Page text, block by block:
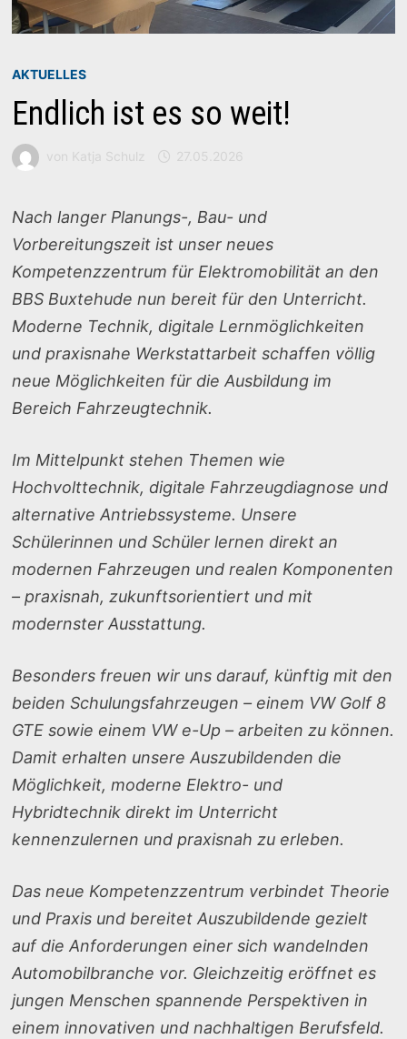
AKTUELLES
Endlich ist es so weit!
von Katja Schulz 27.05.2026
Nach langer Planungs-, Bau- und
Vorbereitungszeit ist unser neues
Kompetenzzentrum für Elektromobilität an den
BBS Buxtehude nun bereit für den Unterricht.
Moderne Technik, digitale Lernmöglichkeiten
und praxisnahe Werkstattarbeit schaffen völlig
neue Möglichkeiten für die Ausbildung im
Bereich Fahrzeugtechnik.
Im Mittelpunkt stehen Themen wie
Hochvolttechnik, digitale Fahrzeugdiagnose und
alternative Antriebssysteme. Unsere
Schülerinnen und Schüler lernen direkt an
modernen Fahrzeugen und realen Komponenten
– praxisnah, zukunftsorientiert und mit
modernster Ausstattung.
Besonders freuen wir uns darauf, künftig mit den
beiden Schulungsfahrzeugen – einem VW Golf 8
GTE sowie einem VW e-Up – arbeiten zu können.
Damit erhalten unsere Auszubildenden die
Möglichkeit, moderne Elektro- und
Hybridtechnik direkt im Unterricht
kennenzulernen und praxisnah zu erleben.
Das neue Kompetenzzentrum verbindet Theorie
und Praxis und bereitet Auszubildende gezielt
auf die Anforderungen einer sich wandelnden
Automobilbranche vor. Gleichzeitig eröffnet es
jungen Menschen spannende Perspektiven in
einem innovativen und nachhaltigen Berufsfeld.